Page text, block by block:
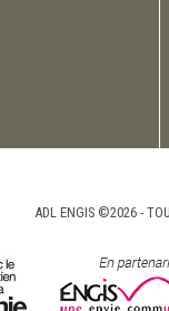
ADL ENGIS ©2026 -